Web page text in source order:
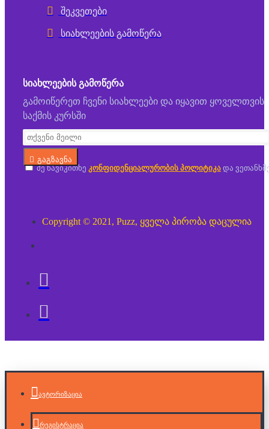
შეკვეთები
სიახლეების გამოწერა
ᲡᲘᲐᲮᲚᲔᲔᲑᲘᲡ ᲒᲐᲛᲝᲬᲔᲠᲐ
გამოიწერეთ ჩვენი სიახლეები და იყავით ყოველთვის
საქმის კურსში
გაგზავნა
მე წავიკითხე კონფიდენციალურობის პოლიტიკა და
Copyright © 2021, Puzz, ყველა პირობა დაცულია
ავტორიზაცია
რეგისტრაცია